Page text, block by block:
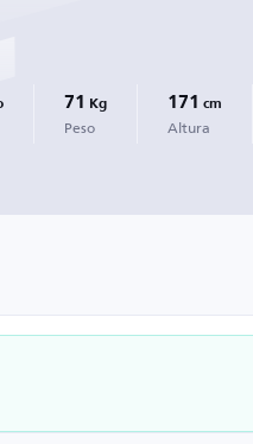
71 Kg
Peso
171 cm
Altura